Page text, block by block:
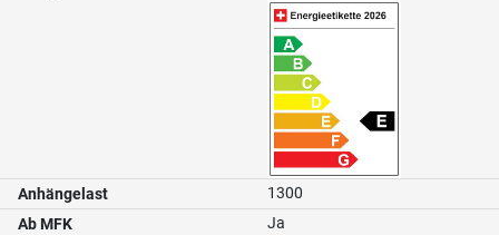
Anhängelast
1300
Ab MFK
Ja